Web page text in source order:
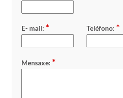
E- mail: * Teléfono: *
Mensaxe: *